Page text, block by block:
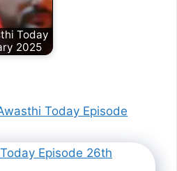
Today
2025
Today Episode
Episode 26th